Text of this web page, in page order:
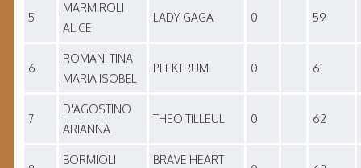
5
MARMIROLI
ALICE
LADY GAGA 0 59
6
ROMANI TINA
MARIA ISOBEL
PLEKTRUM 0 61
7
D'AGOSTINO
ARIANNA
THEO TILLEUL 0 62
BORMIOLI
BRAVE HEART